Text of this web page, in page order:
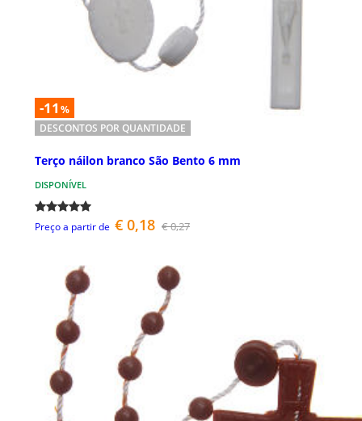
-11 %
DESCONTOS POR QUANTIDADE
Terço náilon branco São Bento 6 mm
DISPONÍVEL
Preço a partir de € 0,18 € 0,27